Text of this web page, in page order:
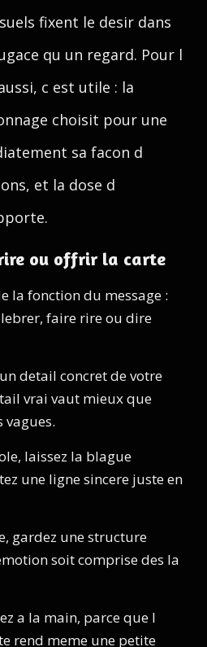
fixent le desir dans
qu un regard. Pour l
c est utile : la
choisit pour une
sa facon d
et la dose d
ou offrir la carte
la fonction du message :
faire rire ou dire
detail concret de votre
vrai vaut mieux que
laissez la blague
une ligne sincere juste en
gardez une structure
soit comprise des la
a la main, parce que l
rend meme une petite